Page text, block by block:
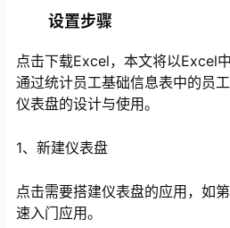
设置步骤
点击下载Excel，本文将以Excel
通过统计员工基础信息表中的员
仪表盘的设计与使用。
1、新建仪表盘
点击需要搭建仪表盘的应用，如
速入门应用。